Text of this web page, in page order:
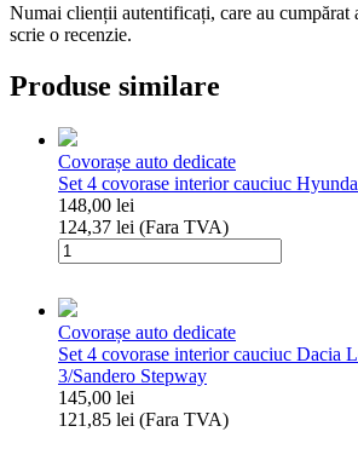
Numai clienții autentificați, care au cumpărat
scrie o recenzie.
Produse similare
Covorașe auto dedicate
Set 4 covorase interior cauciuc
148,00 lei
124,37 lei (Fara TVA)
Cantitate
Set
covorase
interior
cauciuc
Hyundai
Tucson
2004-
Covorașe auto dedicate
Set 4 covorase interior cauciuc Dacia
3/Sandero Stepway
145,00 lei
121,85 lei (Fara TVA)